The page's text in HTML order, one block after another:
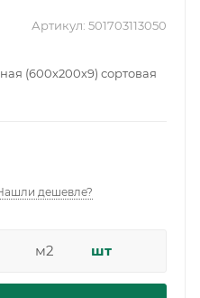
Артикул: 501703113050
(600х200х9) сортовая
дешевле?
м2 шт